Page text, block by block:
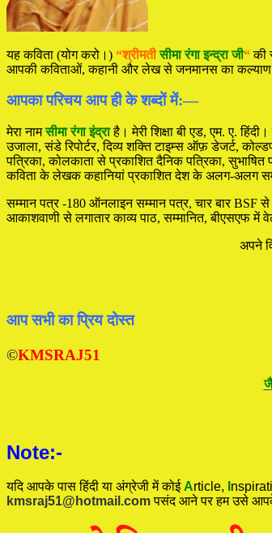
यह कविता (योग करो।) “श्रीमतीसीमा रंगा इन्द्रा जी“की
आपकी कविताओं, कहानी और लेख से जनमानस का कल्याण
आपका परिचय आप ही के शब्दों में:—
मेरा नामसीमा रंगा इंद्राहै। मेरी शिक्षा बी एड, एम. ए.
उजाला, संडे रिपोर्टर, दिव्य शक्ति टाइम्स ऑफ़ डेजर्ट,
पत्रिका, कोलकाता से प्रकाशित दैनिक पत्रिका, सुभाषित
कविता के लेखक कहानियां प्रकाशित देश के अलग-अलग
सम्मान पत्र -180 ऑनलाइन सम्मान पत्र, चार बार BSF से
आकाशवाणी से लगातार काव्य पाठ, सम्मानित, बीएसएफ
अपने
आप सभी का प्रिय दोस्त
©KMSRAJ51
Note:-
यदि आपके पास हिंदी या अंग्रेजी में कोईArticle,
kmsraj51@hotmail.comपसंद आने पर हम उसे